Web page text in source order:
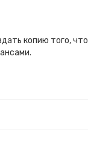
копию того, что